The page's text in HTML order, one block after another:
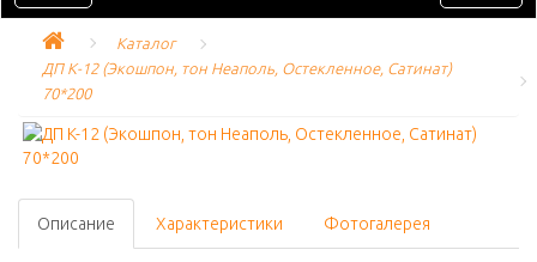
Каталог
ДП K-12 (Экошпон, тон Неаполь, Остекленное, Сатинат)
70*200
Описание Характеристики Фотогалерея